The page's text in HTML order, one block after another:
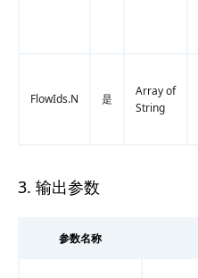
FlowIds.N 是
Array of
String
3. 输出参数
参数名称